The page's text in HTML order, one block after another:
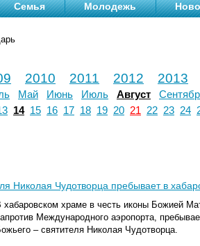
Семья Молодежь
2010 2011 2012 2013
Май Июнь Июль Август
14 15 16 17 18 19 20 21 22 23 24
Николая Чудотворца пребывает в
хабаровском храме в честь иконы Божией
Международного аэропорта,
– святителя Николая Чудотворца.